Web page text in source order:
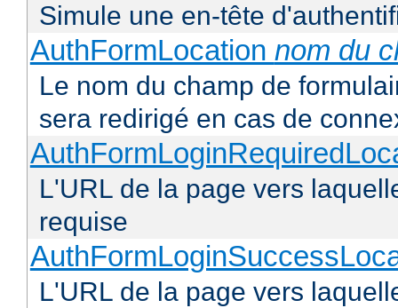
Simule une en-tête
AuthFormLocation nom du
Le nom du champ de
sera redirigé en cas de
L'URL de la page vers
requise
L'URL de la page vers